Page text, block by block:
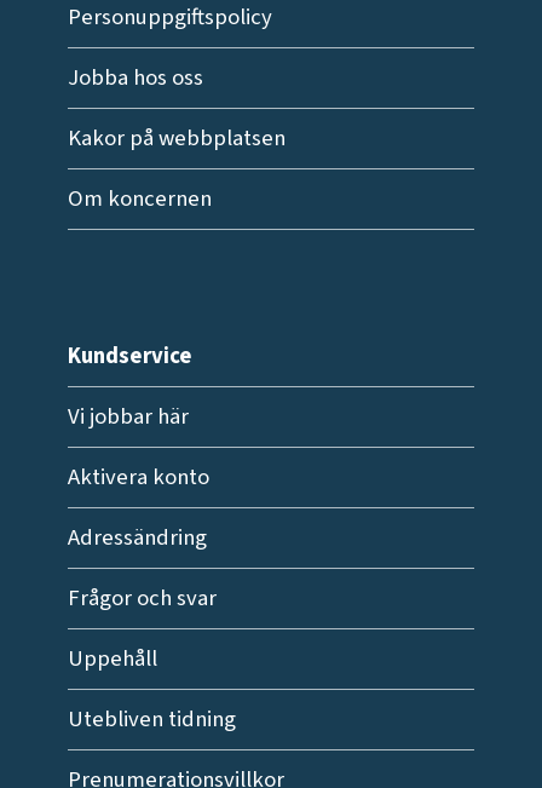
Personuppgiftspolicy
Jobba hos oss
Kakor på webbplatsen
Om koncernen
Kundservice
Vi jobbar här
Aktivera konto
Adressändring
Frågor och svar
Uppehåll
Utebliven tidning
Prenumerationsvillkor